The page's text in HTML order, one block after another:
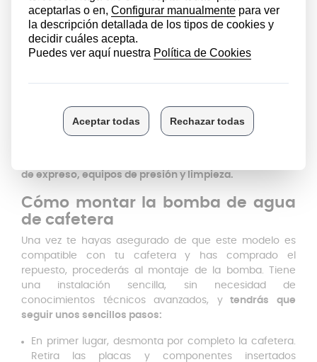
esenciales en las cafeteras por lo que este repuesto
está fabricado con materiales de alta calidad. Esta
bomba de agua te permitirá mantener el rendimiento
óptimo de tu cafetera, asegurando la presión necesaria
Antes de comprar cualquier repuesto asegúrate de que
es compatible con tu cafetera.
La bomba de modelo E
de expreso, equipos de presión y limpieza.
Cómo montar la bomba de agua
de cafetera
Una vez te hayas asegurado de que este modelo es
compatible con tu cafetera y has comprado el
repuesto, procederás al montaje de la bomba. Tiene
una instalación sencilla, sin necesidad de
conocimientos técnicos avanzados, ytendrás que
seguir unos sencillos pasos:
En primer lugar, desmonta por completo la cafetera.
Retira las placas y componentes insertados